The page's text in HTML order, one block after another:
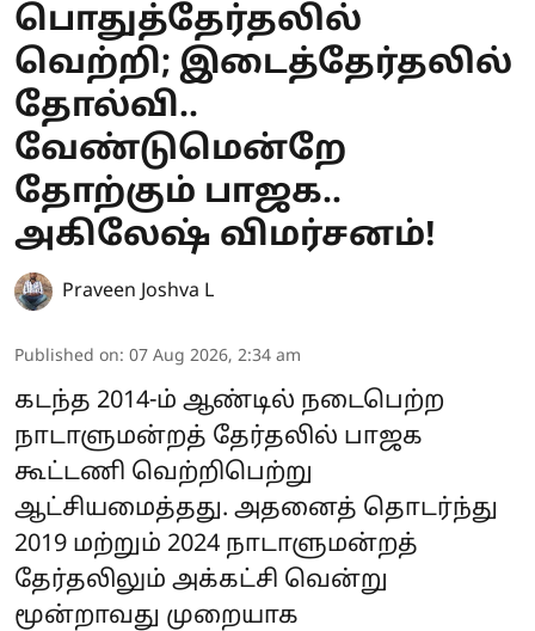
பொதுத்தேர்தலில்
வெற்றி; இடைத்தேர்தலில்
தோல்வி..
வேண்டுமென்றே
தோற்கும் பாஜக..
அகிலேஷ் விமர்சனம்!
Praveen Joshva L
Published on: 07 Aug 2026, 2:34 am
கடந்த 2014-ம் ஆண்டில் நடைபெற்ற
நாடாளுமன்றத் தேர்தலில் பாஜக
கூட்டணி வெற்றிபெற்று
ஆட்சியமைத்தது. அதனைத் தொடர்ந்து
2019 மற்றும் 2024 நாடாளுமன்றத்
தேர்தலிலும் அக்கட்சி வென்று
மூன்றாவது முறையாக